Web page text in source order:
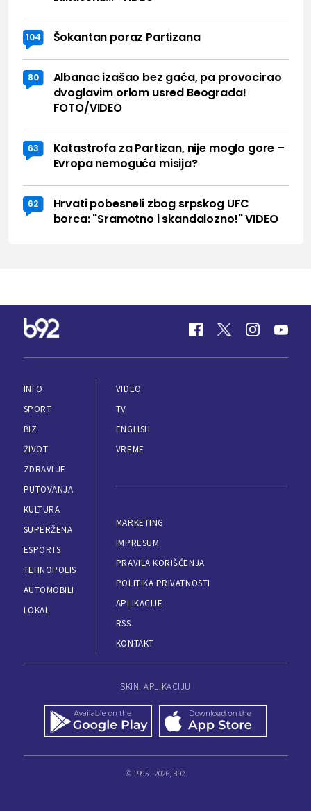
104 Šokantan poraz Partizana
80
Albanac izašao bez gaća, pa provocirao
dvoglavim orlom usred Beograda!
FOTO/VIDEO
63
Katastrofa za Partizan, nije moglo gore –
Evropa nemoguća misija?
62
Hrvati pobesneli zbog srpskog UFC
borca: "Sramotno i skandalozno!" VIDEO
INFO
SPORT
BIZ
ŽIVOT
ZDRAVLJE
PUTOVANJA
KULTURA
SUPERŽENA
ESPORTS
TEHNOPOLIS
AUTOMOBILI
LOKAL
VIDEO
TV
ENGLISH
VREME
MARKETING
IMPRESUM
PRAVILA KORIŠĆENJA
POLITIKA PRIVATNOSTI
APLIKACIJE
RSS
KONTAKT
SKINI APLIKACIJU
© 1995 - 2026, B92